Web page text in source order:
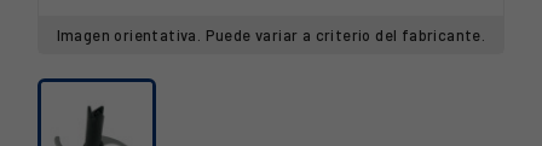
Imagen orientativa. Puede variar a criterio del fabricante.